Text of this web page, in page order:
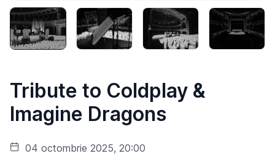
Tribute to Coldplay &
Imagine Dragons
04 octombrie 2025, 20:00